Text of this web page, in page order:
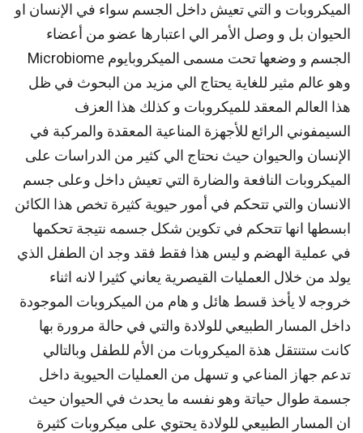
الميكروبات و التي تعيش داخل الجسم سواء في الإنسان او
الحيوان بل و وصل الأمر الي اعتبارها عضو من أعضاء
الجسم و وضعها تحت مسمى الميكروبايوم Microbiome
وهو عالم مثير للغاية يحتاج الي مزيد من البحوث في ظل
هذا العالم المعقد للميكروبات و كذلك هذا العزف
السيمفوني الرائع للأجهزة المناعية المعقدة والمركبة في
الإنسان والحيوان حيث نحتاج الي كثير من الدراسات على
الميكروبات النافعة والضارة التي تعيش داخل وعلى جسم
الانسان والتي تتحكم في أمور حيوية كثيرة تخص هذا الكائن
ابسطها انها تتحكم في تكوين شكل جسمه نتيجة تحكمها
في عملية الهضم و ليس هذا فقط فقد وجد ان الطفل الذي
يولد من خلال العمليات القيصرية يعاني كثيرا لانه اثناء
خروجه لا يأخذ قسط هائل و هام من الميكروبات الموجودة
داخل المسار الطبيعي للولادة والتي في حالة مرورة بها
كانت ستنتقل هذة الميكروبات من الأم للطفل وبالتالي
تدعم جهاز المناعي و تسهل من العمليات الحيوية داخل
جسمة طوال حياتة وهو نفسه ما يحدث في الحيوان حيث
ان المسار الطبيعي للولادة يحتوي على ميكروبات كثيرة